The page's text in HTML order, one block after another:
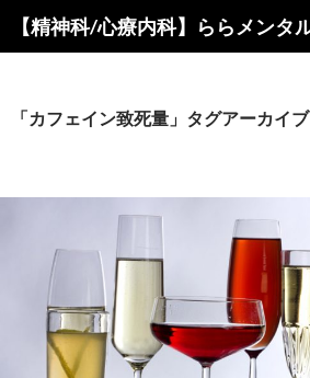
キ
「カフェイン致死量」タグアーカイブ